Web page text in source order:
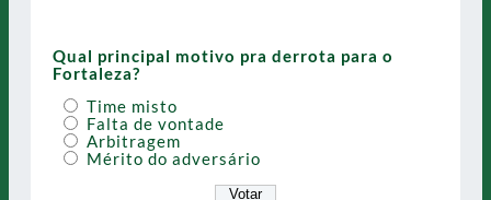
Qual principal motivo pra derrota para o
Fortaleza?
Time misto
Falta de vontade
Arbitragem
Mérito do adversário